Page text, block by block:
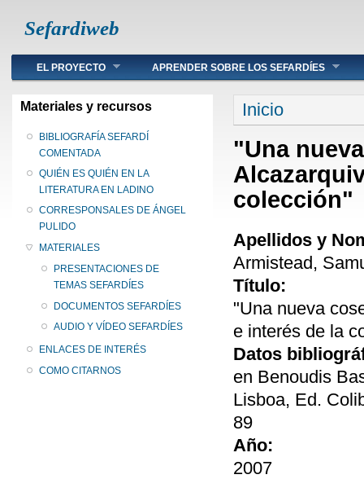
Sefardiweb
Main menu
EL PROYECTO APRENDER SOBRE LOS SEFARDÍES
Materiales y recursos
BIBLIOGRAFÍA SEFARDÍ
COMENTADA
QUIÉN ES QUIÉN EN LA
LITERATURA EN LADINO
CORRESPONSALES DE ÁNGEL
PULIDO
MATERIALES
PRESENTACIONES DE
TEMAS SEFARDÍES
DOCUMENTOS SEFARDÍES
AUDIO Y VÍDEO SEFARDÍES
ENLACES DE INTERÉS
COMO CITARNOS
Se encuentra
Inicio
"Una
colección"
Apellidos y
Armistead,
Título:
"Una nueva
e interés de la
Datos
en Benoudis
Lisboa, Ed.
89
Año:
2007